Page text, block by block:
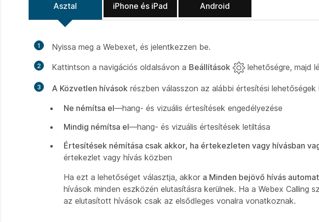
Asztal iPhone és iPad Android
1 Nyissa meg a Webexet, és jelentkezzen be.
2 Kattintson a navigációs oldalsávon a Beállítások lehetőségre, majd
3 A Közvetlen hívások részben válasszon az alábbi értesítési lehetőségek
Ne némítsa el—hang- és vizuális értesítések engedélyezése
Mindig némítsa el—hang- és vizuális értesítések letiltása
Értesítések némítása csak akkor, ha értekezleten vagy hívásban
értekezlet vagy hívás közben
Ha ezt a lehetőséget választja, akkor a Minden bejövő hívás
hívások minden eszközén elutasításra kerülnek. Ha a Webex Calling
az elutasított hívások csak az elsődleges vonalra vonatkoznak.